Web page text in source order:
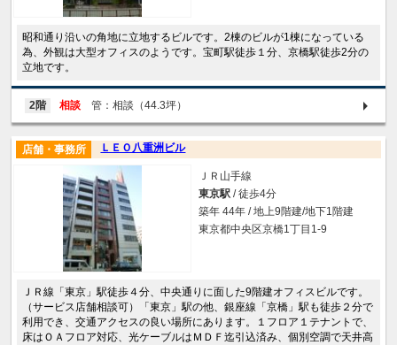
昭和通り沿いの角地に立地するビルです。2棟のビルが1棟になっている
為、外観は大型オフィスのようです。宝町駅徒歩１分、京橋駅徒歩2分の
立地です。
2階 相談 管：相談（44.3坪）
ＬＥＯ八重洲ビル
店舗・事務所
ＪＲ山手線
東京駅 / 徒歩4分
築年 44年 / 地上9階建/地下1階建
東京都中央区京橋1丁目1-9
ＪＲ線「東京」駅徒歩４分、中央通りに面した9階建オフィスビルです。
（サービス店舗相談可）「東京」駅の他、銀座線「京橋」駅も徒歩２分で
利用でき、交通アクセスの良い場所にあります。１フロア１テナントで、
床はＯＡフロア対応、光ケーブルはＭＤＦ迄引込済み、個別空調で天井高